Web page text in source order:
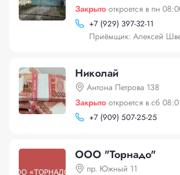
Закрыто откроется в пн
+7 (929) 397-32-11
Приёмщик: Алексей
Николай
Антона Петрова 138
Закрыто откроется в сб
+7 (909) 507-25-25
ООО "Торнадо"
пр. Южный 11